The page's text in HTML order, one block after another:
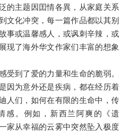
主题因囯情各異，从家庭关系
文化冲突，每一篇作品都以其别
事或温馨感人，或讽刺辛辣，或
现了海外华文作家们丰富的想象
到了爱的力量和生命的脆弱。
因为意外还是疾病，都在经历着
人们，如何在有限的生命中，传
感。例如，新西兰阿爽的《遗
家从幸福的云雾中突然坠入极度